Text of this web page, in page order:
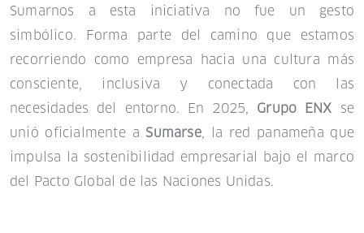
Sumarnos a esta iniciativa no fue un gesto
simbólico. Forma parte del camino que estamos
recorriendo como empresa hacia una cultura más
consciente, inclusiva y conectada con las
necesidades del entorno. En 2025, Grupo ENX se
unió oficialmente a Sumarse, la red panameña que
impulsa la sostenibilidad empresarial bajo el marco
del Pacto Global de las Naciones Unidas.